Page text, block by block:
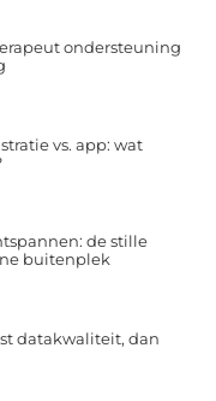
ondersteuning
vs. app: wat
de stille
buitenplek
datakwaliteit, dan